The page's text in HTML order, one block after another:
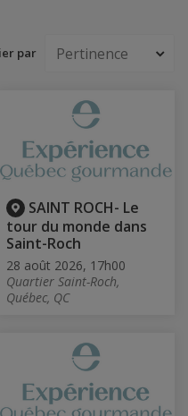
par
SAINT ROCH- Le
tour du monde dans
Saint-Roch
28 août 2026, 17h00
Quartier Saint-Roch,
Québec, QC